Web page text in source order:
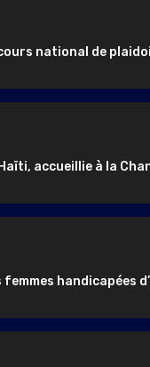
national de
accueillie à la
femmes handicapées